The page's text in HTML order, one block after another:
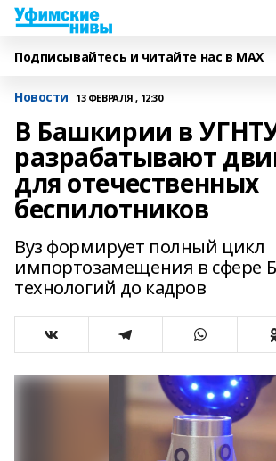
Подписывайтесь и читайте нас в MAX
Новости 13 ФЕВРАЛЯ , 12:30
В Башкирии в
разрабатывают
для отечественных
беспилотников
Вуз формирует полный цикл
импортозамещения в сфере
технологий до кадров